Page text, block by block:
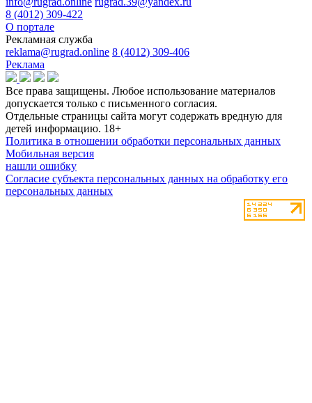
8 (4012) 309-422
О портале
Рекламная служба
reklama@rugrad.online 8 (4012) 309-406
Реклама
Все права защищены. Любое использование материалов
допускается только с письменного согласия.
Отдельные страницы сайта могут содержать вредную для
детей информацию. 18+
Политика в отношении обработки персональных данных
Мобильная версия
нашли ошибку
Согласие субъекта персональных данных на обработку его
персональных данных